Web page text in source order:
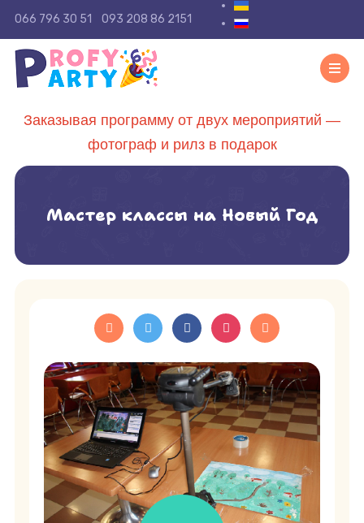
066 796 30 51 093 208 86 2151
Выберите язык
Заказывая программу от двух мероприятий —
фотограф и рилз в подарок
Мастер классы на Новый Год